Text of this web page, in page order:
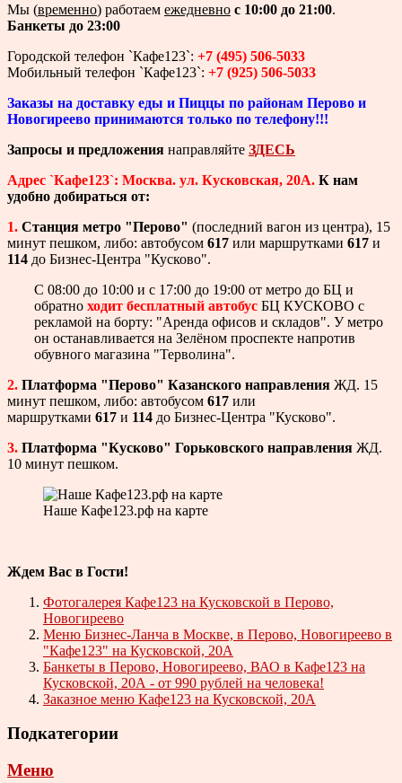
Мы (временно) работаем ежедневно с 10:00 до 21:00.
Банкеты до 23:00
Городской телефон `Кафе123`: +7 (495) 506-5033
Мобильный телефон `Кафе123`: +7 (925) 506-5033
Заказы на доставку еды и Пиццы по районам Перово и
Новогиреево принимаются только по телефону!!!
Запросы и предложения направляйте ЗДЕСЬ
Адрес `Кафе123`: Москва. ул. Кусковская, 20А. К нам
удобно добираться от:
1. Станция метро "Перово" (последний вагон из центра), 15
минут пешком, либо: автобусом 617 или маршрутками 617 и
114 до Бизнес-Центра "Кусково".
С 08:00 до 10:00 и с 17:00 до 19:00 от метро до БЦ и
обратно ходит бесплатный автобус БЦ КУСКОВО с
рекламой на борту: "Аренда офисов и складов". У метро
он останавливается на Зелёном проспекте напротив
обувного магазина "Терволина".
2. Платформа "Перово" Казанского направления ЖД. 15
минут пешком, либо: автобусом 617 или
маршрутками 617 и 114 до Бизнес-Центра "Кусково".
3. Платформа "Кусково" Горьковского направления ЖД.
10 минут пешком.
Наше Кафе123.рф на карте
Ждем Вас в Гости!
Фотогалерея Кафе123 на Кусковской в Перово,
Новогиреево
Меню Бизнес-Ланча в Москве, в Перово, Новогиреево в
"Кафе123" на Кусковской, 20А
Банкеты в Перово, Новогиреево, ВАО в Кафе123 на
Кусковской, 20А - от 990 рублей на человека!
Заказное меню Кафе123 на Кусковской, 20А
Подкатегории
Меню